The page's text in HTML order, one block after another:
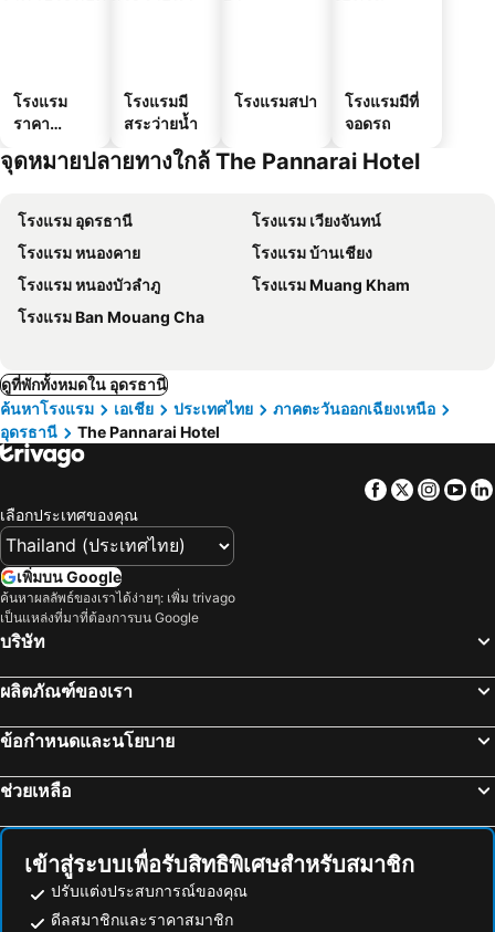
โรงแรม
ราคา
โรงแรมมี
สระว่ายน้ำ
โรงแรมสปา
โรงแรมมีที่
จอดรถ
จุดหมายปลายทางใกล้ The Pannarai Hotel
โรงแรม อุดรธานี
โรงแรม เวียงจันทน์
โรงแรม หนองคาย
โรงแรม บ้านเชียง
โรงแรม หนองบัวลำภู
โรงแรม Muang Kham
โรงแรม Ban Mouang Cha
ดูที่พักทั้งหมดใน อุดรธานี
ค้นหาโรงแรม
เอเชีย ประเทศไทย
ภาคตะวันออกเฉียงเหนือ
อุดรธานี
The Pannarai Hotel
Facebook
Twitter
เลือกประเทศของคุณ
เพิ่มบน Google
ค้นหาผลลัพธ์ของเราได้ง่ายๆ: เพิ่ม trivago
เป็นแหล่งที่มาที่ต้องการบน Google
บริษัท
ผลิตภัณฑ์ของเรา
ข้อกำหนดและนโยบาย
ช่วยเหลือ
เข้าสู่ระบบเพื่อรับสิทธิพิเศษสำหรับสมาชิก
ปรับแต่งประสบการณ์ของคุณ
ดีลสมาชิกและราคาสมาชิก